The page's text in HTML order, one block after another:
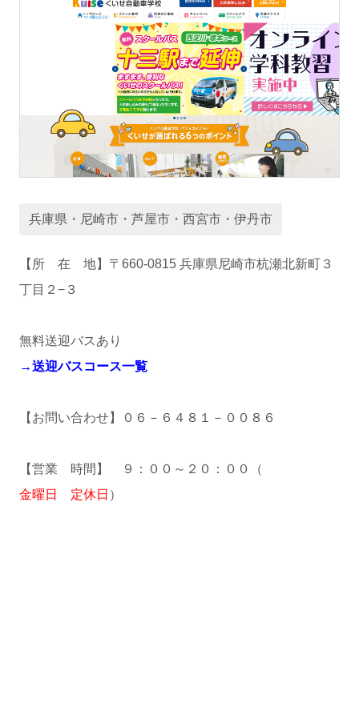
講習トピックス
運営会社
兵庫県・尼崎市・芦屋市・西宮市・伊丹市
【所 在 地】〒660-0815 兵庫県尼崎市杭瀬北新町３
丁目２−３
無料送迎バスあり
→送迎バスコース一覧
【お問い合わせ】０６－６４８１－００８６
【営業 時間】 ９：００～２０：００（
金曜日 定休日 ）